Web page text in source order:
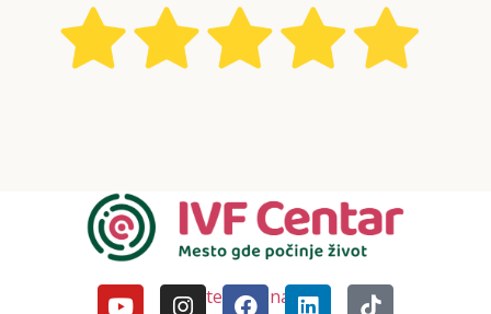
Pratite nas i na DM